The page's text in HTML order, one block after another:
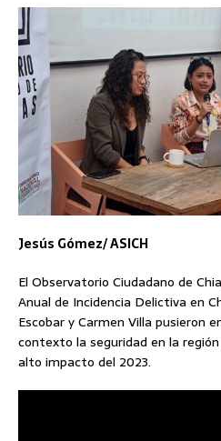
Jesús Gómez/ ASICH
El Observatorio Ciudadano de
Anual de Incidencia Delictiva en
Escobar y Carmen Villa pusieron
contexto la seguridad en la
alto impacto del 2023.